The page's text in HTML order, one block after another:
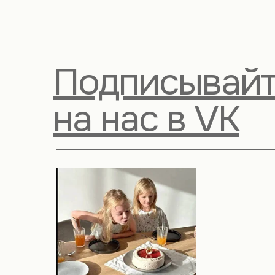
на нас в VK